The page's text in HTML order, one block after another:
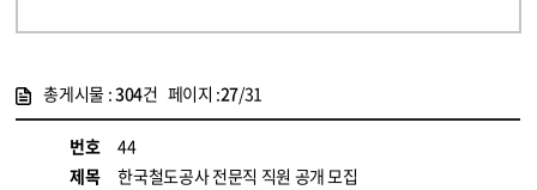
총게시물 :304건 페이지 :27/31
번호
44
제목
한국철도공사 전문직 직원 공개 모집